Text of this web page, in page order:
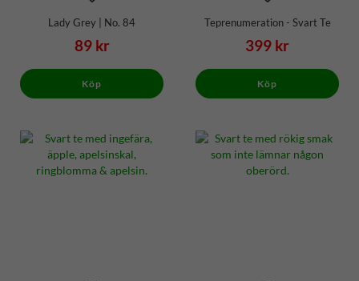
Lady Grey | No. 84
89 kr
Köp
Teprenumeration - Svart Te
399 kr
Köp